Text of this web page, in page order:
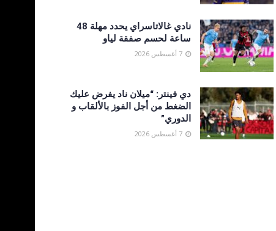
نادي غالاتاسراي يحدد مهلة 48
ساعة لحسم صفقة لياو
دي فينتر: “ميلان ناد يفرض عليك
الضغط من أجل الفوز بالألقاب و
الدوري”